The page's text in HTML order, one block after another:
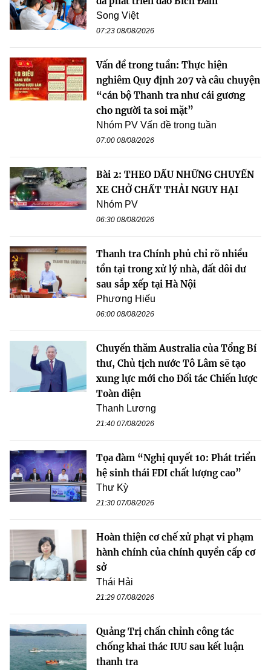
Song Việt
07:23 08/08/2026
Vấn đề trong tuần: Thực hiện
nghiêm Quy định 207 và câu chuyện
“cán bộ Thanh tra như cái gương
cho người ta soi mặt”
Nhóm PV Vấn đề trong tuần
07:00 08/08/2026
Bài 2: THEO DẤU NHỮNG CHUYẾN
XE CHỞ CHẤT THẢI NGUY HẠI
Nhóm PV
06:30 08/08/2026
Thanh tra Chính phủ chỉ rõ nhiều
tồn tại trong xử lý nhà, đất dôi dư
sau sắp xếp tại Hà Nội
Phương Hiếu
06:00 08/08/2026
Chuyến thăm Australia của Tổng Bí
thư, Chủ tịch nước Tô Lâm sẽ tạo
xung lực mới cho Đối tác Chiến lược
Toàn diện
Thanh Lương
21:40 07/08/2026
Tọa đàm “Nghị quyết 10: Phát triển
hệ sinh thái FDI chất lượng cao”
Thư Kỳ
21:30 07/08/2026
Hoàn thiện cơ chế xử phạt vi phạm
hành chính của chính quyền cấp cơ
sở
Thái Hải
21:29 07/08/2026
Quảng Trị chấn chỉnh công tác
chống khai thác IUU sau kết luận
thanh tra